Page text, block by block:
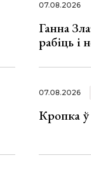
07.08.2026
Ганна
рабіць і
07.08.2026
Кропка